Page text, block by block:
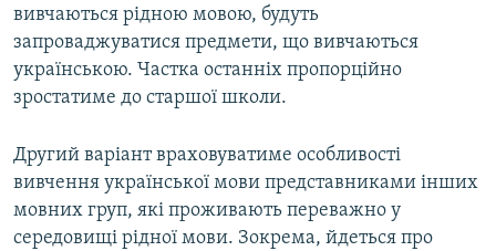
вивчаються рідною мовою, будуть
запроваджуватися предмети, що вивчаються
українською. Частка останніх пропорційно
зростатиме до старшої школи.
Другий варіант враховуватиме особливості
вивчення української мови представниками інших
мовних груп, які проживають переважно у
середовищі рідної мови. Зокрема, йдеться про